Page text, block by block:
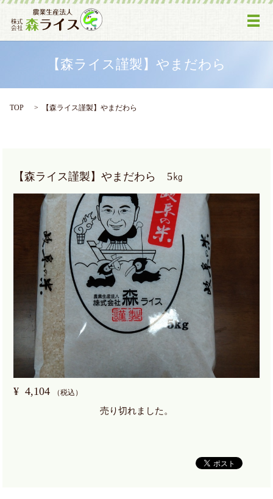
メ
【森ライス謹製】やまだわら
TOP 【森ライス謹製】やまだわら
【森ライス謹製】やまだわら 5㎏
¥4,104 （税込）
売り切れました。